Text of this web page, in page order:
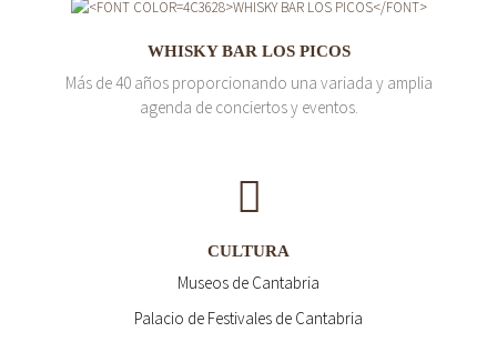
WHISKY BAR LOS PICOS
Más de 40 años proporcionando una variada y amplia
agenda de conciertos y eventos.
CULTURA
Museos de Cantabria
Palacio de Festivales de Cantabria